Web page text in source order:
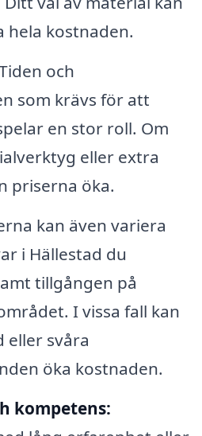
hela kostnaden.
och
som krävs för att
en stor roll. Om
eller extra
priserna öka.
kan även variera
i Hällestad du
tillgången på
I vissa fall kan
eller svåra
öka kostnaden.
kompetens: